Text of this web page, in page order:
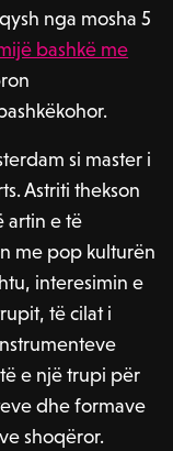
nga mosha 5
bashkë me
si master i
Astriti thekson
artin e të
me pop kulturën
interesimin e
të cilat i
e një trupi për
dhe formave
shoqëror.